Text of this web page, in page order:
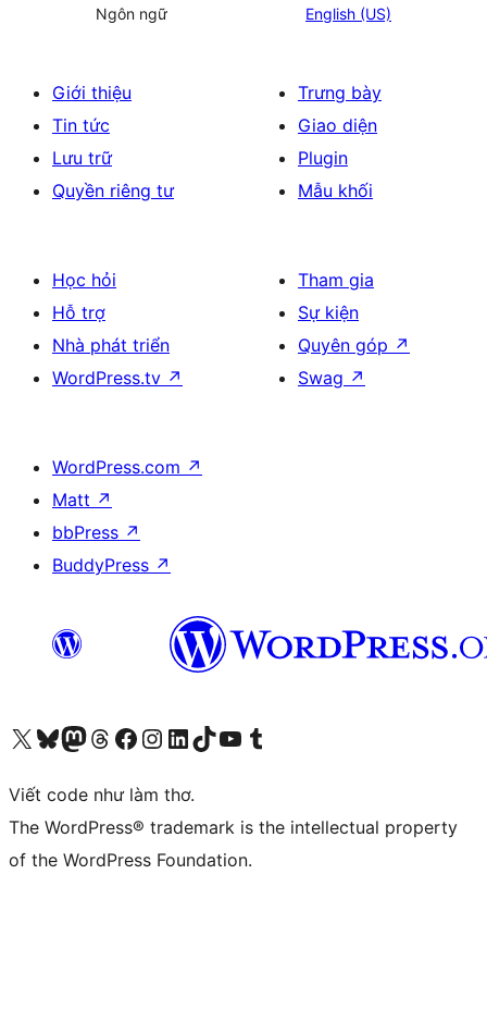
Ngôn ngữ English (US)
Giới thiệu
Tin tức
Lưu trữ
Quyền riêng tư
Trưng bày
Giao diện
Plugin
Mẫu khối
Học hỏi
Hỗ trợ
Nhà phát triển
WordPress.tv ↗
Tham gia
Sự kiện
Quyên góp ↗
Swag ↗
WordPress.com ↗
Matt ↗
bbPress ↗
BuddyPress ↗
Truy cập tài khoản X (trước đây là Twitter) của chúng tôiVisit our Bluesky account
Visit our Mastodon account
Visit our Threads account
Xem trang Facebook của chúng tôiTruy cập tài khoản Instagram của chúng tôiTruy cập tài khoản LinkedIn của chúng tôiVisit our TikTok account
Truy cập kênh YouTube của chúng tôi Visit our Tumblr account
Viết code như làm thơ.
The WordPress® trademark is the intellectual property
of the WordPress Foundation.